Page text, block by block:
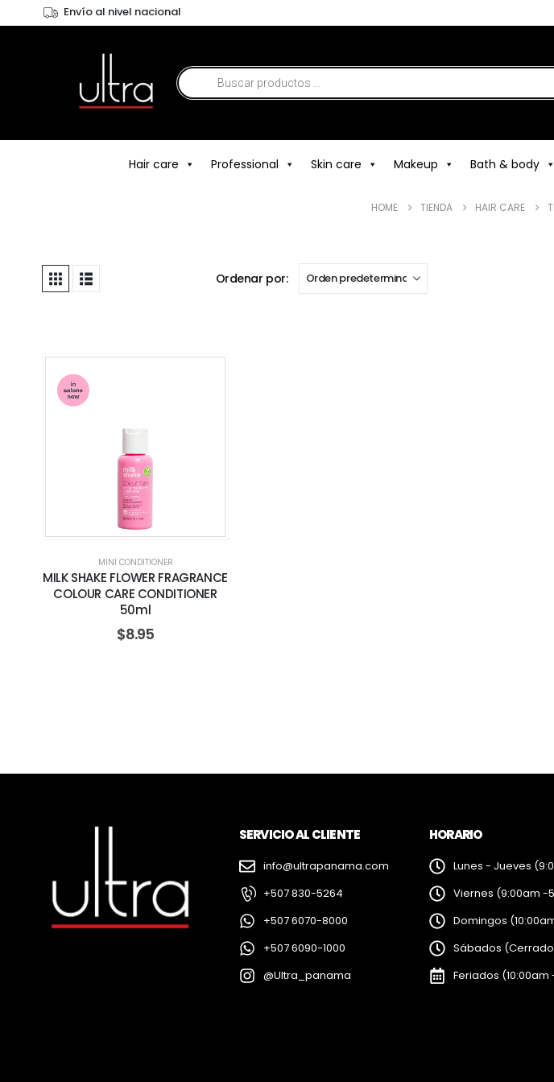
Envío al nivel nacional
Hair care Professional Skin care Makeup Bath & body
HOME TIENDA HAIR CARE
Ordenar por:
MINI CONDITIONER
MILK SHAKE FLOWER FRAGRANCE
COLOUR CARE CONDITIONER
50ml
$8.95
SERVICIO AL CLIENTE
info@ultrapanama.com
+507 830-5264
+507 6070-8000
+507 6090-1000
@Ultra_panama
HORARIO
Lunes - Jueves
Viernes (9:00am -
Domingos
Sábados
Feriados (10:00am